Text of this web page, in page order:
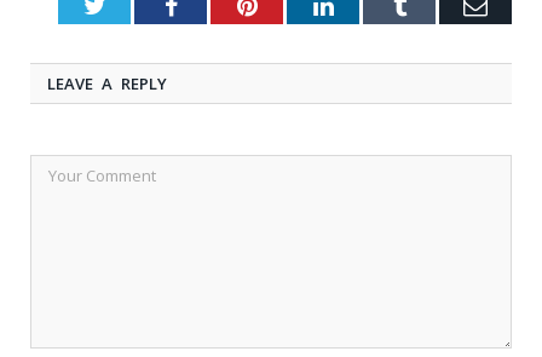
TwitterFacebookPinterestLinkedInTumblr
LEAVE A REPLY